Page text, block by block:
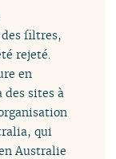
des filtres,
rejeté.
en
sites à
qui
Australie